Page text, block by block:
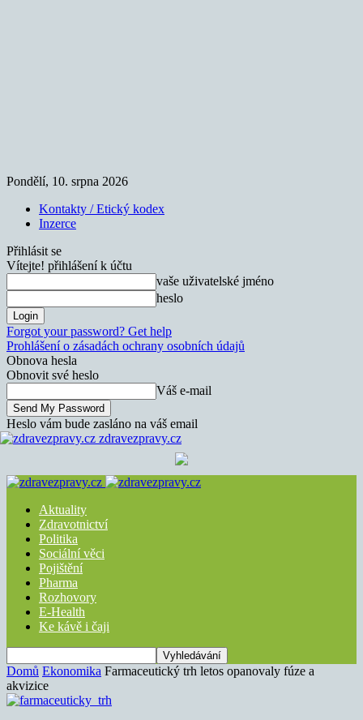
Pondělí, 10. srpna 2026
Kontakty / Etický kodex
Inzerce
Přihlásit se
Vítejte! přihlášení k účtu
vaše uživatelské jméno
heslo
Forgot your password? Get help
Prohlášení o zásadách ochrany osobních údajů
Obnova hesla
Obnovit své heslo
Váš e-mail
Heslo vám bude zasláno na váš email
zdravezpravy.cz
Aktuality
Zdravotnictví
Politika
Sociální věci
Pojištění
Pharma
Rozhovory
E-Health
Ke kávě i čaji
Domů Ekonomika Farmaceutický trh letos opanovaly fúze a
akvizice